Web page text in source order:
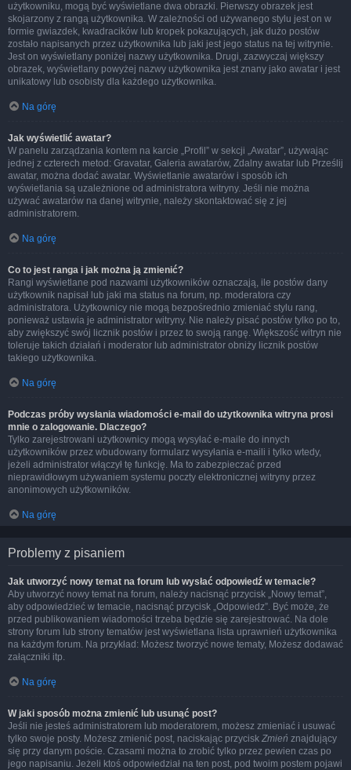
użytkowniku, mogą być wyświetlane dwa obrazki. Pierwszy obrazek jest
skojarzony z rangą użytkownika. W zależności od używanego stylu jest on w
formie gwiazdek, kwadracików lub kropek pokazujących, jak dużo postów
zostało napisanych przez użytkownika lub jaki jest jego status na tej witrynie.
Jest on wyświetlany poniżej nazwy użytkownika. Drugi, zazwyczaj większy
obrazek, wyświetlany powyżej nazwy użytkownika jest znany jako awatar i jest
unikatowy lub osobisty dla każdego użytkownika.
Na górę
Jak wyświetlić awatar?
W panelu zarządzania kontem na karcie „Profil” w sekcji „Awatar”, używając
jednej z czterech metod: Gravatar, Galeria awatarów, Zdalny awatar lub Prześlij
awatar, można dodać awatar. Wyświetlanie awatarów i sposób ich
wyświetlania są uzależnione od administratora witryny. Jeśli nie można
używać awatarów na danej witrynie, należy skontaktować się z jej
administratorem.
Na górę
Co to jest ranga i jak można ją zmienić?
Rangi wyświetlane pod nazwami użytkowników oznaczają, ile postów dany
użytkownik napisał lub jaki ma status na forum, np. moderatora czy
administratora. Użytkownicy nie mogą bezpośrednio zmieniać stylu rang,
ponieważ ustawia je administrator witryny. Nie należy pisać postów tylko po to,
aby zwiększyć swój licznik postów i przez to swoją rangę. Większość witryn nie
toleruje takich działań i moderator lub administrator obniży licznik postów
takiego użytkownika.
Na górę
Podczas próby wysłania wiadomości e-mail do użytkownika witryna prosi
mnie o zalogowanie. Dlaczego?
Tylko zarejestrowani użytkownicy mogą wysyłać e-maile do innych
użytkowników przez wbudowany formularz wysyłania e-maili i tylko wtedy,
jeżeli administrator włączył tę funkcję. Ma to zabezpieczać przed
nieprawidłowym używaniem systemu poczty elektronicznej witryny przez
anonimowych użytkowników.
Na górę
Problemy z pisaniem
Jak utworzyć nowy temat na forum lub wysłać odpowiedź w temacie?
Aby utworzyć nowy temat na forum, należy nacisnąć przycisk „Nowy temat”,
aby odpowiedzieć w temacie, nacisnąć przycisk „Odpowiedz”. Być może, że
przed publikowaniem wiadomości trzeba będzie się zarejestrować. Na dole
strony forum lub strony tematów jest wyświetlana lista uprawnień użytkownika
na każdym forum. Na przykład: Możesz tworzyć nowe tematy, Możesz dodawać
załączniki itp.
Na górę
W jaki sposób można zmienić lub usunąć post?
Jeśli nie jesteś administratorem lub moderatorem, możesz zmieniać i usuwać
tylko swoje posty. Możesz zmienić post, naciskając przycisk Zmień znajdujący
się przy danym poście. Czasami można to zrobić tylko przez pewien czas po
jego napisaniu. Jeżeli ktoś odpowiedział na ten post, pod twoim postem pojawi